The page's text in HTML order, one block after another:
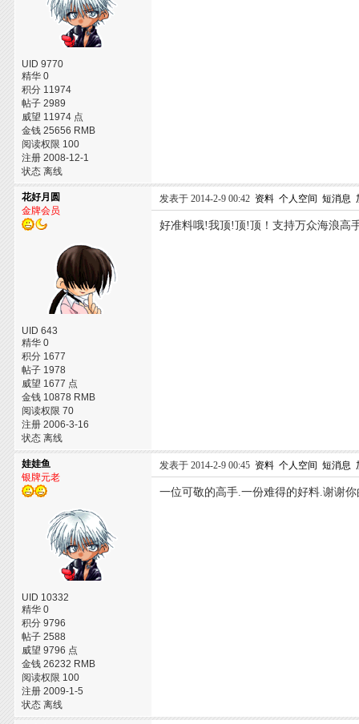
UID 9770
精华 0
积分 11974
帖子 2989
威望 11974 点
金钱 25656 RMB
阅读权限 100
注册 2008-12-1
状态 离线
花好月圆
金牌会员
UID 643
精华 0
积分 1677
帖子 1978
威望 1677 点
金钱 10878 RMB
阅读权限 70
注册 2006-3-16
状态 离线
发表于 2014-2-9 00:42 资料 个人空间 短消息
好准料哦!我顶!顶!顶！支持万众海浪高
娃娃鱼
银牌元老
UID 10332
精华 0
积分 9796
帖子 2588
威望 9796 点
金钱 26232 RMB
阅读权限 100
注册 2009-1-5
状态 离线
发表于 2014-2-9 00:45 资料 个人空间 短消息
一位可敬的高手.一份难得的好料.谢谢